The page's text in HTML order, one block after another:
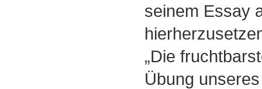
seinem Essay
„Die
Übung